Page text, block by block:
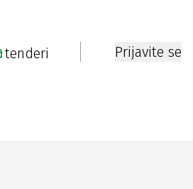
tenderi Prijavite se